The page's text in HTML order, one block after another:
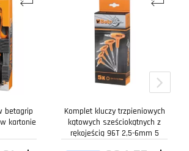
betagrip
kartonie
Komplet kluczy trzpieniowych
kątowych sześciokątnych z
rękojeścią 96T 2,5-6mm 5